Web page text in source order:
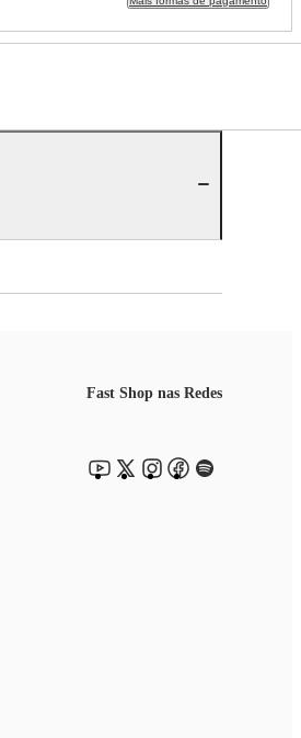
Fast Shop nas Redes